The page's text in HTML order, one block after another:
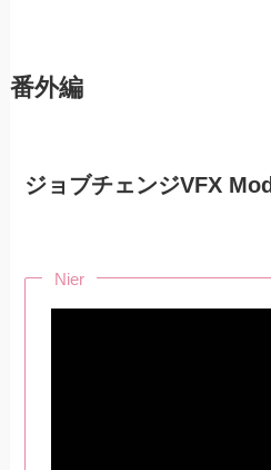
番外編
ジョブチェンジVFX Mod
Nier